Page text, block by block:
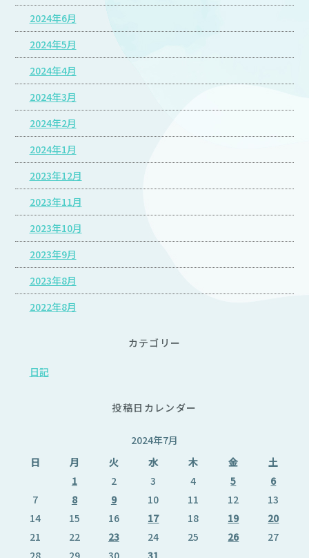
2024年6月
2024年5月
2024年4月
2024年3月
2024年2月
2024年1月
2023年12月
2023年11月
2023年10月
2023年9月
2023年8月
2022年8月
カテゴリー
日記
投稿日カレンダー
2024年7月
日
月 火 水 木 金
土
1
2 3 4 5
6
7
8 9 10 11 12
13
14
15 16 17 18 19
20
21
22 23 24 25 26
27